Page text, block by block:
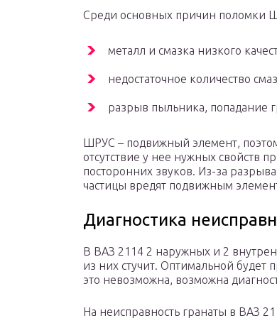
Среди основных причин поломки
металл и смазка низкого
недостаточное количество
разрыв пыльника, попадание
ШРУС – подвижный элемент,
отсутствие у нее нужных свойств
посторонних звуков. Из-за
частицы вредят подвижным
Диагностика
В ВАЗ 2114 2 наружных и 2
из них стучит. Оптимальной будет
это невозможна, возможна
На неисправность гранаты в ВАЗ